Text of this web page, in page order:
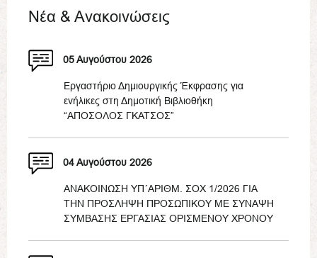
Νέα & Ανακοινώσεις
05 Αυγούστου 2026
Εργαστήριο Δημιουργικής Έκφρασης για
ενήλικες στη Δημοτική Βιβλιοθήκη
“ΑΠΟΣΟΛΟΣ ΓΚΑΤΣΟΣ”
04 Αυγούστου 2026
ΑΝΑΚΟΙΝΩΣΗ ΥΠ΄ΑΡΙΘΜ. ΣΟΧ 1/2026 ΓΙΑ
ΤΗΝ ΠΡΟΣΛΗΨΗ ΠΡΟΣΩΠΙΚΟΥ ΜΕ ΣΥΝΑΨΗ
ΣΥΜΒΑΣΗΣ ΕΡΓΑΣΙΑΣ ΟΡΙΣΜΕΝΟΥ ΧΡΟΝΟΥ